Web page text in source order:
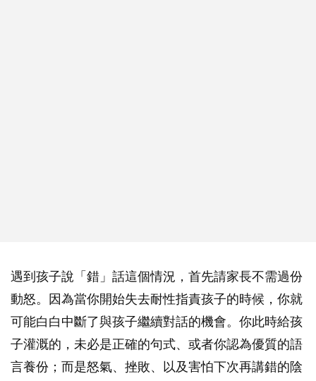
遇到孩子說「錯」話這個情況，首先請家長不需過份
動怒。因為當你開始失去耐性指責孩子的時候，你就
可能白白中斷了與孩子繼續對話的機會。你此時給孩
子灌溉的，未必是正確的句式、或者你認為優質的語
言養份；而是怒氣、挫敗、以及害怕下次再講錯的陰